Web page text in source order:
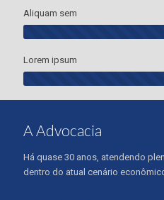
Aliquam sem
Lorem ipsum
A Advocacia
Há quase 30 anos, atendendo
dentro do atual cenário